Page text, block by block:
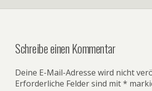
Schreibe einen Kommentar
Deine E-Mail-Adresse wird nicht
Erforderliche Felder sind mit*